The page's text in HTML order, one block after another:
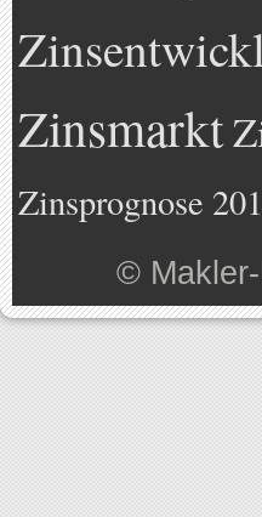
Zinsmarkt
Zinsprognose
©